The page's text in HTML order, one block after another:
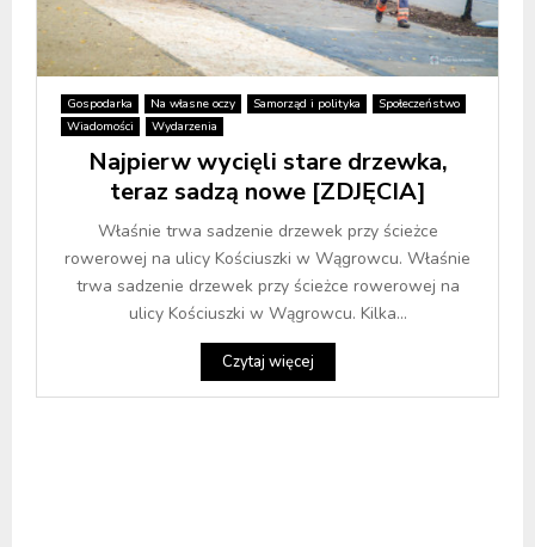
Gospodarka Na własne oczy Samorząd i polityka
Społeczeństwo
Wiadomości
Wydarzenia
Najpierw wycięli stare drzewka,
teraz sadzą nowe [ZDJĘCIA]
Właśnie trwa sadzenie drzewek przy ścieżce
rowerowej na ulicy Kościuszki w Wągrowcu. Właśnie
trwa sadzenie drzewek przy ścieżce rowerowej na
ulicy Kościuszki w Wągrowcu. Kilka...
Czytaj więcej